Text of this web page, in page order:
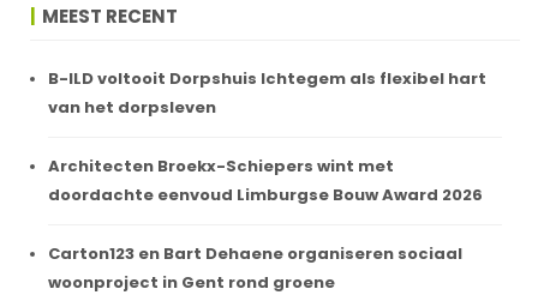
MEEST RECENT
B-ILD voltooit Dorpshuis Ichtegem als flexibel hart
van het dorpsleven
Architecten Broekx-Schiepers wint met
doordachte eenvoud Limburgse Bouw Award 2026
Carton123 en Bart Dehaene organiseren sociaal
woonproject in Gent rond groene